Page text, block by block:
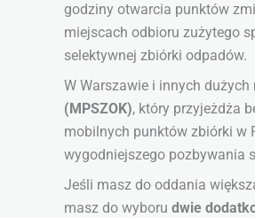
godziny otwarcia punktów
miejscach odbioru zużytego
selektywnej zbiórki odpadów.
W Warszawie i innych dużych
(MPSZOK), który przyjeżdża
mobilnych punktów zbiórki w
wygodniejszego pozbywania
Jeśli masz do oddania
masz do wyboru dwie